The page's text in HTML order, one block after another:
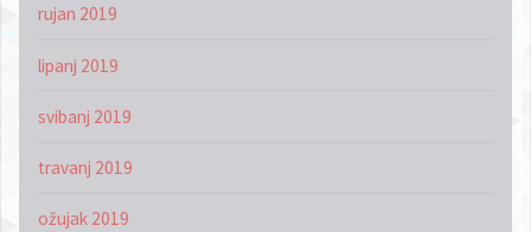
rujan 2019
lipanj 2019
svibanj 2019
travanj 2019
ožujak 2019